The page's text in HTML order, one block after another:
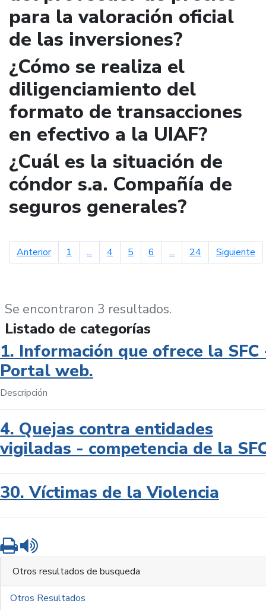
para la valoración oficial
de las inversiones?
¿Cómo se realiza el
diligenciamiento del
formato de transacciones
en efectivo a la UIAF?
¿Cuál es la situación de
cóndor s.a. Compañía de
seguros generales?
Anteriorpágina anterior
1 ... 4 5 6 ... 24 Siguiente
Se encontraron 3 resultados.
Listado de categorías
1. Información que ofrece la SFC
Portal web.
Descripción
4. Quejas contra entidades
vigiladas - competencia de la
30. Víctimas de la Violencia
Imprimir
Otros resultados de busqueda
Otros Resultados